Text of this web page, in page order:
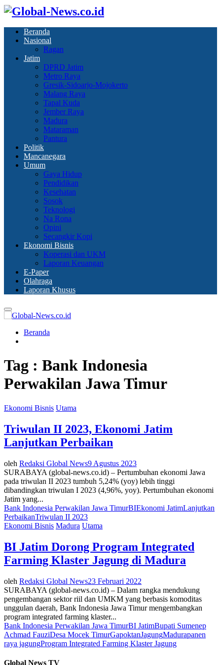
Beranda
Nasional
Ragan
Jatim
DPRD Jatim
Metro Raya
Gresik-Sidoarjo-Mojokerto
Malang Raya
Tapal Kuda
Jember Raya
Madura
Mataraman
Pantura
Politik
Mancanegara
Umum
Gaya Hidup
Pendidikan
Kesehatan
Sosok
Teknologi
Na Rona
Opini
Secangkir Kopi
Ekonomi Bisnis
Koperasi dan UKM
Laporan Keuangan
E-Paper
Olahraga
Laporan Khusus
Primary
Menu
Beranda
Tag : Bank Indonesia
Perwakilan Jawa Timur
Ekonomi Bisnis Utama
Triwulan II 2023, Ekonomi Jatim
Lanjutkan Perbaikan
oleh Redaksi Global News9 Agustus 2023
SURABAYA (global-news.co.id) – Pertumbuhan ekonomi Jawa
pada triwulan II 2023 tumbuh 5,24% (yoy) lebih tinggi
dibandingkan triwulan I 2023 (4,96%, yoy). Pertumbuhan ekonomi
Jatim yang...
Bank Indonesia Perwakilan Jawa TimurBIEkonomi JatimLanjutkan
PerbaikanTriwulan II 2023
Ekonomi Bisnis Madura Utama
BI Jatim Dorong Program Integrated
Farming Klaster Jagung di Madura
oleh Redaksi Global News23 Februari 2022
SURABAYA (global-news.co.id) – Dalam rangka mendukung
pengembangan sektor riil dan UMKM yang berbasis komoditas
unggulan daerah, Bank Indonesia Jawa Timur mengembangkan
program integrated farming klaster...
Bank Indonesia Perwakilan Jawa TimurBI JatimBupati Sumenep
Achmad FauziDesa Mocek TimurGapoktanJagungMadurapanen
raya jagungProgram Integrated Farming Klaster Jagung
Global News TV